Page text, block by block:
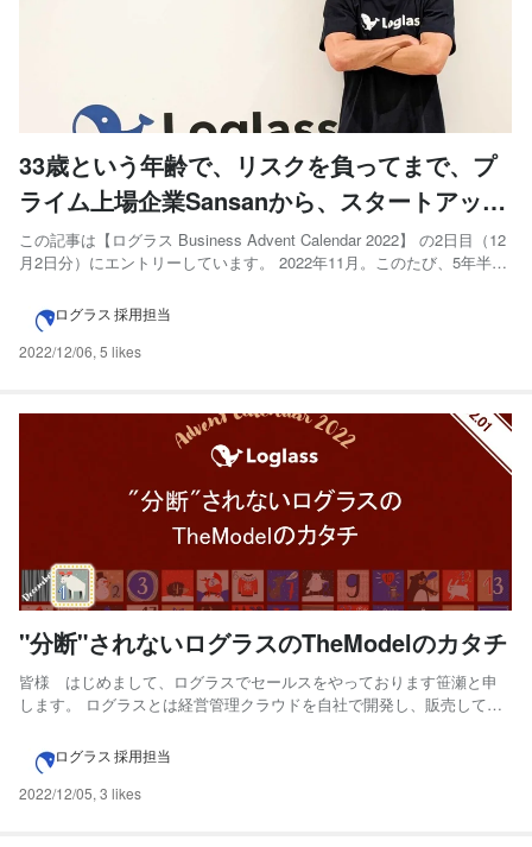
33歳という年齢で、リスクを負ってまで、プ
ライム上場企業Sansanから、スタートアップ
企業に転職した理由とは
この記事は【ログラス Business Advent Calendar 2022】 の2日目（12
月2日分）にエントリーしています。 2022年11月。このたび、5年半勤
ログラス」に入社いたしました。 この記事は下記について言及いたし
ログラス 採用担当
2022/12/06, 5 likes
"分断"されないログラスのTheModelのカタチ
皆様 はじめまして、ログラスでセールスをやっております笹瀬と申
します。 ログラスとは経営管理クラウドを自社で開発し、販売してい
と思います。 Loglass｜次世代の経営管理クラウドLoglass(ログラス)
は、社内に散らばる経営データを一元化する...
ログラス 採用担当
2022/12/05, 3 likes